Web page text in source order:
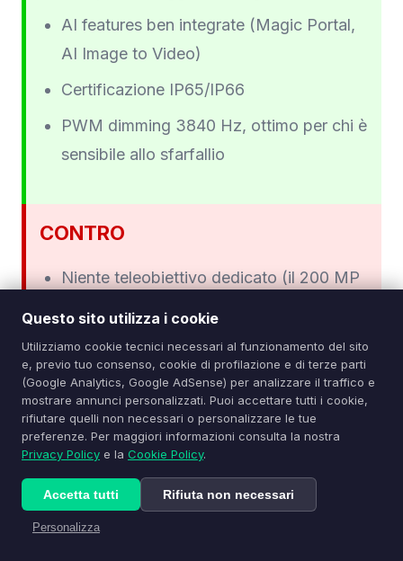
Questo sito utilizza i cookie
Utilizziamo cookie tecnici necessari al funzionamento del sito
e, previo tuo consenso, cookie di profilazione e di terze parti
(Google Analytics, Google AdSense) per analizzare il traffico e
mostrare annunci personalizzati. Puoi accettare tutti i cookie,
rifiutare quelli non necessari o personalizzare le tue
preferenze. Per maggiori informazioni consulta la nostra
Privacy Policy e la Cookie Policy.
Accetta tutti Rifiuta non necessari
Personalizza
AI features ben integrate (Magic Portal,
AI Image to Video)
Certificazione IP65/IP66
PWM dimming 3840 Hz, ottimo per chi è
sensibile allo sfarfallio
CONTRO
Niente teleobiettivo dedicato (il 200 MP
Ultrawide debole in scarsa luce
Niente ricarica wireless
Caricatore non incluso in confezione
Telaio in policarbonato (back in vetro),
look meno premium dei flagship
Snapdragon 7 Gen 3 mostra throttling nei